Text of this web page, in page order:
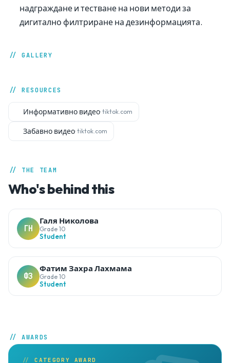
надграждане и тестване на нови методи за
дигитално филтриране на дезинформацията.
// GALLERY
// RESOURCES
Информативно видео· tiktok.com
Забавно видео· tiktok.com
// THE TEAM
Who's behind this
ГН
Галя Николова
Grade 10
Student
ФЗ
Фатим Захра Лахмама
Grade 10
Student
// AWARDS
// CATEGORY AWARD